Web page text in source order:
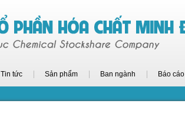
Tin tức Sản phẩm Ban ngành Báo cáo